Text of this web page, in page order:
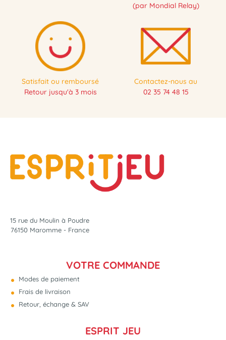
(par Mondial Relay)
Satisfait ou remboursé
Retour jusqu'à 3 mois
Contactez-nous au
02 35 74 48 15
15 rue du Moulin à Poudre
76150 Maromme - France
VOTRE COMMANDE
Modes de paiement
Frais de livraison
Retour, échange & SAV
ESPRIT JEU